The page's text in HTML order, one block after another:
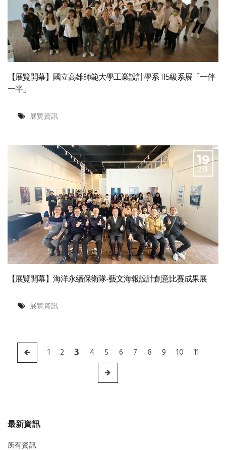
【展覽開幕】國立高雄師範大學工業設計學系 115級系展「一伴
一半」
展覽資訊
19
2月
【展覽開幕】海洋永續保衛隊-藝文海報設計創意比賽成果展
展覽資訊
1 2 3 4 5 6 7 8 9 10 11
最新資訊
所有資訊